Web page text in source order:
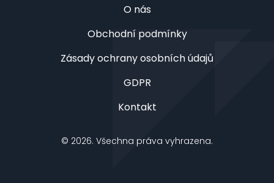
O nás
Obchodní podmínky
Zásady ochrany osobních údajů
GDPR
Kontakt
© 2026. Všechna práva vyhrazena.